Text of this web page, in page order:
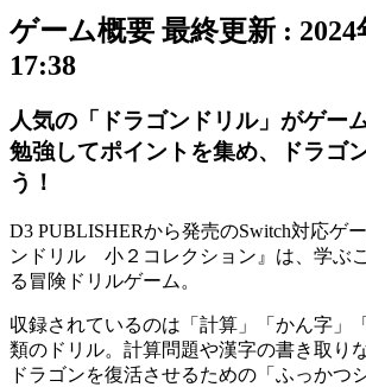
ゲーム概要 最終更新 : 2024
17:38
人気の「ドラゴンドリル」がゲー
勉強してポイントを集め、ドラゴ
う！
D3 PUBLISHERから発売のSwitch対応ゲ
ンドリル 小２コレクション』は、学ぶ
る 冒険ドリルゲーム。
収録されているのは「計算」「かん字」
類のドリル。計算問題や漢字の書き取り
ドラゴンを復活させるための「 ふっかつ